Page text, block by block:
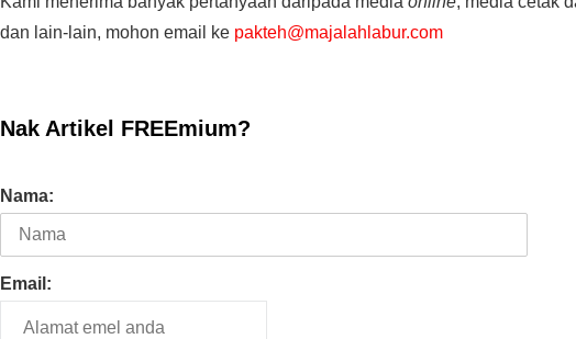
dan lain-lain, mohon email ke pakteh@majalahlabur.com
Nak Artikel FREEmium?
Nama:
Email: